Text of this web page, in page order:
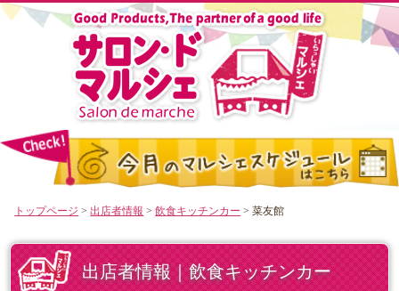
トップページ >出店者情報 >飲食キッチンカー > 菜友館
出店者情報｜飲食キッチンカー